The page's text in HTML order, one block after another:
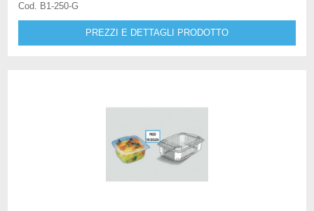
Cod. B1-250-G
PREZZI E DETTAGLI PRODOTTO